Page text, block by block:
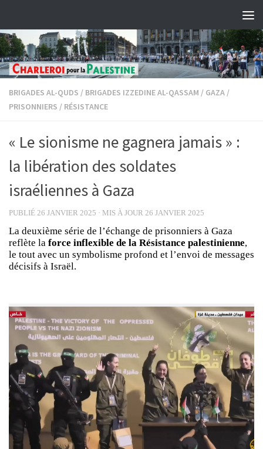
BRIGADES AL-QUDS / BRIGADES IZZEDINE AL-QASSAM / GAZA /
PRISONNIERS / RÉSISTANCE
« Le sionisme ne gagnera jamais » :
la libération des soldates
israéliennes à Gaza
PUBLIÉ 26 JANVIER 2025 · MIS À JOUR 26 JANVIER 2025
La deuxième série de l’échange de prisonniers à Gaza
reflète la force inflexible de la Résistance palestinienne,
le tout avec un symbolisme profond et l’envoi de messages
décisifs à Israël.